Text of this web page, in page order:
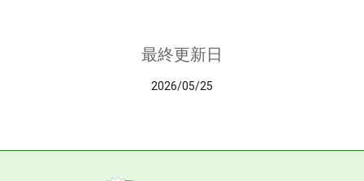
最終更新日
2026/05/25